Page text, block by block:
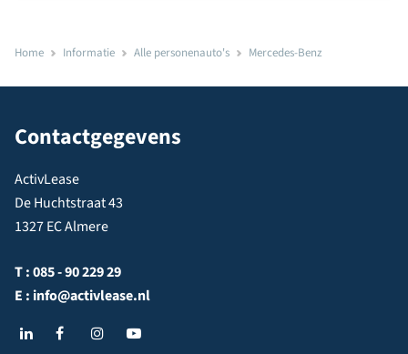
Home Informatie Alle personenauto's Mercedes-Benz
Contactgegevens
ActivLease
De Huchtstraat 43
1327 EC Almere
T :085 - 90 229 29
E : info@activlease.nl